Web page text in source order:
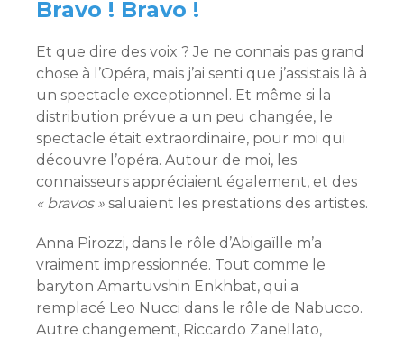
Bravo ! Bravo !
Et que dire des voix ? Je ne connais pas grand
chose à l’Opéra, mais j’ai senti que j’assistais là à
un spectacle exceptionnel. Et même si la
distribution prévue a un peu changée, le
spectacle était extraordinaire, pour moi qui
découvre l’opéra. Autour de moi, les
connaisseurs appréciaient également, et des
« bravos » saluaient les prestations des artistes.
Anna Pirozzi, dans le rôle d’Abigaïlle m’a
vraiment impressionnée. Tout comme le
baryton Amartuvshin Enkhbat, qui a
remplacé Leo Nucci dans le rôle de Nabucco.
Autre changement, Riccardo Zanellato,